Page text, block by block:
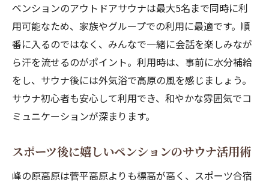
ペンションのアウトドアサウナは最大5名まで同時に利
用可能なため、家族やグループでの利用に最適です。順
番に入るのではなく、みんなで一緒に会話を楽しみなが
ら汗を流せるのがポイント。利用時は、事前に水分補給
をし、サウナ後には外気浴で高原の風を感じましょう。
サウナ初心者も安心して利用でき、和やかな雰囲気でコ
ミュニケーションが深まります。
スポーツ後に嬉しいペンションのサウナ活用術
峰の原高原は菅平高原よりも標高が高く、スポーツ合宿